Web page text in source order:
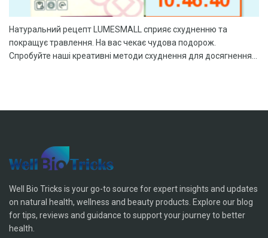
Натуральний рецепт LUMESMALL сприяє схудненню та
покращує травлення. На вас чекає чудова подорож.
Спробуйте наші креативні методи схуднення для досягнення...
Well Bio Tricks is your go-to source for expert insights and updates
on natural health, wellness and beauty products. Explore our blog
for tips, reviews and guidance to support your journey to better
health.